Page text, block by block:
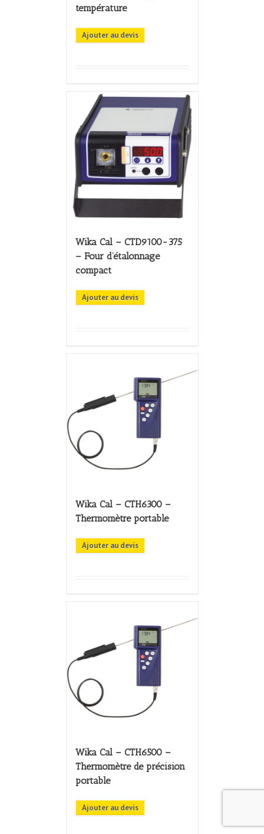
température
Ajouter au devis
Wika Cal – CTD9100-375
– Four d’étalonnage
compact
Ajouter au devis
Wika Cal – CTH6300 –
Thermomètre portable
Ajouter au devis
Wika Cal – CTH6500 –
Thermomètre de précision
portable
Ajouter au devis